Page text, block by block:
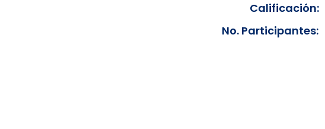
Calificación:
No. Participantes: